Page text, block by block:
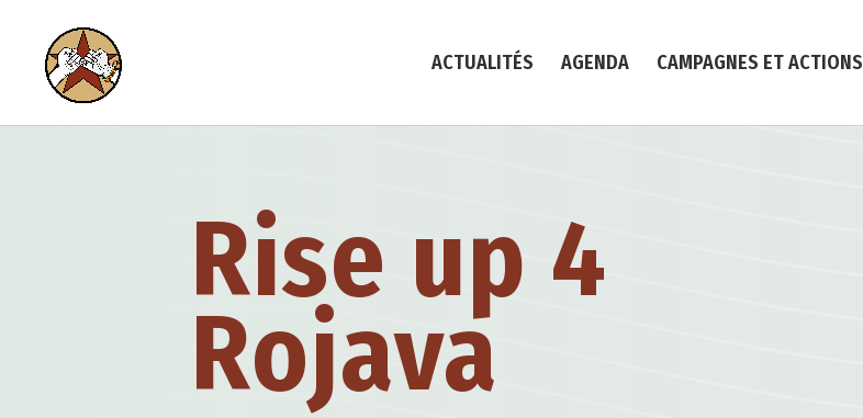
ACTUALITÉS AGENDA CAMPAGNES ET ACTIONS
Rise up 4
Rojava